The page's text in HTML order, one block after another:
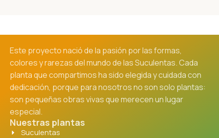
Este proyecto nació de la pasión por las formas,
colores y rarezas del mundo de las Suculentas. Cada
planta que compartimos ha sido elegida y cuidada con
dedicación, porque para nosotros no son solo plantas:
son pequeñas obras vivas que merecen un lugar
especial.
Nuestras plantas
Suculentas